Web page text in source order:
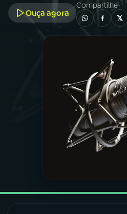
01INÍCIO
A RÁDIO
PROGRAMAÇÃO
PROGRAMAS
PODCASTS
Ouça agora
Compartilhe